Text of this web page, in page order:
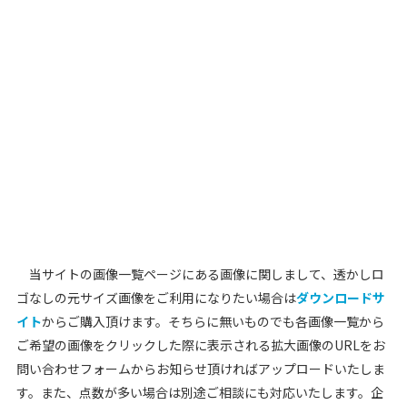
当サイトの画像一覧ページにある画像に関しまして、透かしロ
ゴなしの元サイズ画像をご利用になりたい場合はダウンロードサ
イトからご購入頂けます。そちらに無いものでも各画像一覧から
ご希望の画像をクリックした際に表示される拡大画像のURLをお
問い合わせフォームからお知らせ頂ければアップロードいたしま
す。また、点数が多い場合は別途ご相談にも対応いたします。企